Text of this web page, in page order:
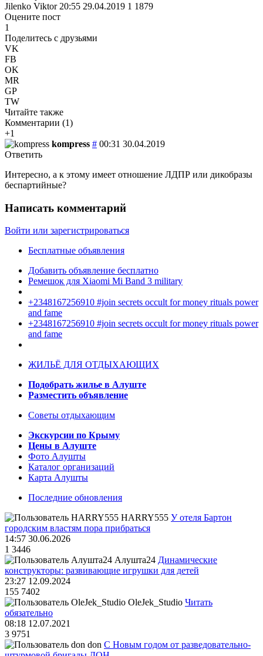
Jilenko Viktor 20:55 29.04.2019 1 1879
Оцените пост
1
Поделитесь с друзьями
VK
FB
OK
MR
GP
TW
Читайте также
Комментарии (1)
+1
kompress # 00:31 30.04.2019
Ответить
Интересно, а к этому имеет отношение ЛДПР или дикобразы
беспартийные?
Написать комментарий
Войти или зарегистрироваться
Бесплатные объявления
Добавить объявление бесплатно
Ремешок для Xiaomi Mi Band 3 military
+2348167256910 #join secrets occult for money rituals power
and fame
+2348167256910 #join secrets occult for money rituals power
and fame
ЖИЛЬЁ ДЛЯ ОТДЫХАЮЩИХ
Подобрать жилье в Алуште
Разместить объявление
Советы отдыхающим
Экскурсии по Крыму
Цены в Алуште
Фото Алушты
Каталог организаций
Карта Алушты
Последние обновления
HARRY555 У отеля Бартон
городским властям пора прибраться
14:57 30.06.2026
1 3446
Алушта24 Динамические
конструкторы: развивающие игрушки для детей
23:27 12.09.2024
155 7402
OleJek_Studio Читать
обязательно
08:18 12.07.2021
3 9751
don С Новым годом от разведовательно-